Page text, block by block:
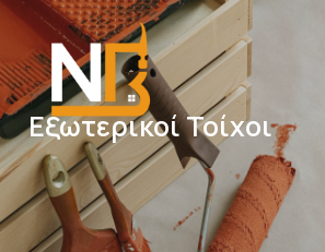
Εξωτερικοί Τοίχοι